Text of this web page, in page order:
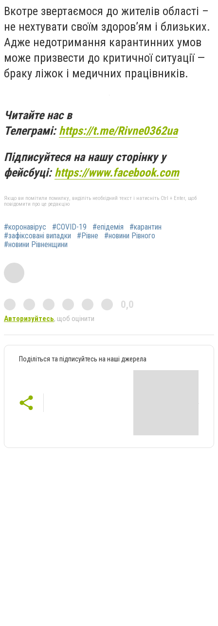
Вкотре звертаємося до жителів області –
не нехтувати своїм здоров’ям і близьких.
Адже недотримання карантинних умов
може призвести до критичної ситуації —
браку ліжок і медичних працівників.
Читайте нас в
Телеграмі:https://t.me/Rivne0362ua
Підписуйтеся на нашу сторінку у
фейсбуці:https://www.facebook.com
Якщо ви помітили помилку, виділіть необхідний текст і натисніть Ctrl + Enter, щоб
повідомити про це редакцію
#коронавірус #COVID-19 #епідемія
#карантин
#зафіксовані випадки
#Рівне
#новини Рівного
#новини Рівненщини
0,0
Авторизуйтесь, щоб оцінити
Поділіться та підписуйтесь на наші джерела